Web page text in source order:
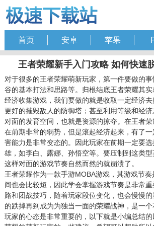
首页 安卓 苹果
王者荣耀新手入门攻略 如何快速
对于很多的王者荣耀萌新玩家，第一件要做的
谷的基本打法和思路等。归根结底王者荣耀其
经济收集游戏，我们要做的就是收取一定经济
更好的摧毁敌人的防御塔；甚至利用等级和经
对面的发育空间，也就是资源的掠夺。在王者荣
在前期非常的弱势，但是滚起经济起来，有了
害能力是非常变态的。因此玩家在前期一定要
雄，如李白、露娜、孙悟空等。要压制到这类型
这样对面的游戏节奏自然而然的就崩溃了。
王者荣耀作为一款手游MOBA游戏，其游戏节
间也会比较短，因此学会掌握游戏节奏是非常
路和团战技巧，随着玩家段位变化，也会慢慢
的跌掉再到成为为独当一面的荣耀战神，是一个
玩家的心态是非常重要的，以下就是小编总结